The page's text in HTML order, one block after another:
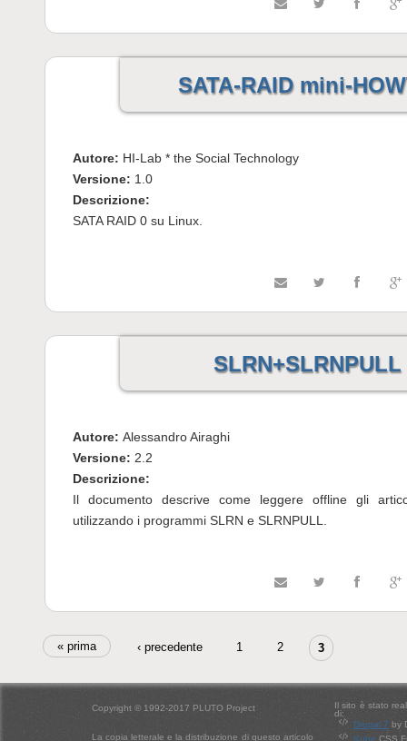
SATA-RAID mini-
Autore: HI-Lab * the Social Technology
Versione: 1.0
Descrizione:
SATA RAID 0 su Linux.
SLRN+SLRNPULL
Autore: Alessandro Airaghi
Versione: 2.2
Descrizione:
Il documento descrive come leggere offline gli
utilizzando i programmi SLRN e SLRNPULL.
Pagine
« prima ‹ precedente 1 2 3
Copyright © 1992-2017 PLUTO Project
La copia letterale e la distribuzione di questo articolo
Il sito è stato
di:
Drupal 7 by
Kube CSS